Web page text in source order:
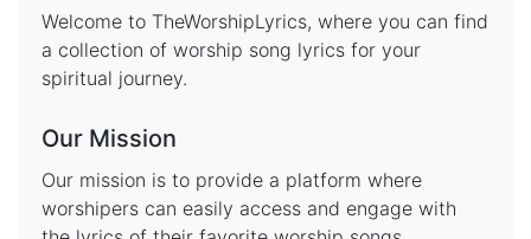
Welcome to TheWorshipLyrics, where you can find
a collection of worship song lyrics for your
spiritual journey.
Our Mission
Our mission is to provide a platform where
worshipers can easily access and engage with